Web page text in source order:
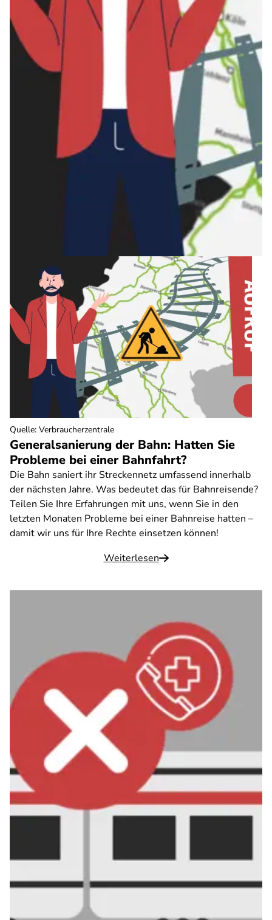
Generalsanierung der Bahn: Hatten Sie
Probleme bei einer Bahnfahrt?
Die Bahn saniert ihr Streckennetz umfassend innerhalb
der nächsten Jahre. Was bedeutet das für Bahnreisende?
Teilen Sie Ihre Erfahrungen mit uns, wenn Sie in den
letzten Monaten Probleme bei einer Bahnreise hatten –
damit wir uns für Ihre Rechte einsetzen können!
Weiterlesen
Quelle: Verbraucherzentrale